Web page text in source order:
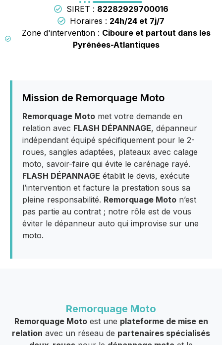
SIRET : 82282929700016
Horaires : 24h/24 et 7j/7
Zone d'intervention : Ciboure et partout dans les
Pyrénées-Atlantiques
Mission de Remorquage Moto
Remorquage Moto met votre demande en
relation avec FLASH DÉPANNAGE, dépanneur
indépendant équipé spécifiquement pour le 2-
roues, sangles adaptées, plateaux avec calage
moto, savoir-faire qui évite le carénage rayé.
FLASH DÉPANNAGE établit le devis, exécute
l’intervention et facture la prestation sous sa
pleine responsabilité. Remorquage Moto n’est
pas partie au contrat ; notre rôle est de vous
éviter le dépanneur auto qui improvise sur une
moto.
Remorquage Moto
Remorquage Motoest une plateforme de mise en
relation avec un réseau de partenaires spécialisés